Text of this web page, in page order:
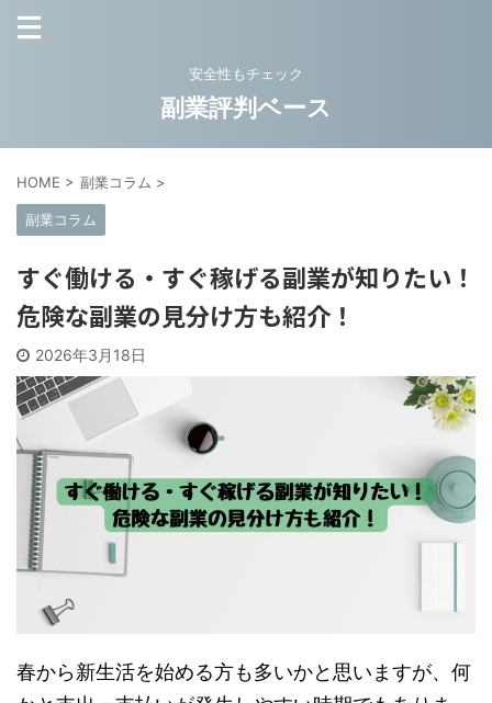
安全性もチェック
副業評判ベース
HOME > 副業コラム >
副業コラム
すぐ働ける・すぐ稼げる副業が知りたい！
危険な副業の見分け方も紹介！
2026年3月18日
春から新生活を始める方も多いかと思いますが、何